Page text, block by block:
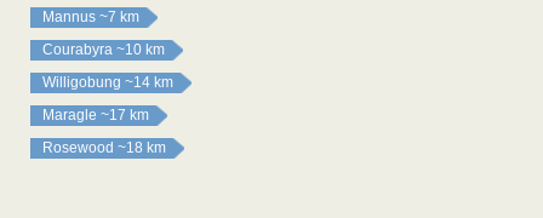
Mannus ~7 km
Courabyra ~10 km
Willigobung ~14 km
Maragle ~17 km
Rosewood ~18 km